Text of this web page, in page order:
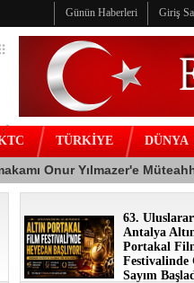
Günün Haberleri Giriş
TÜRKİYE DÜNYA
63.
Antalya
Portakal
Festivalinde
Sayım